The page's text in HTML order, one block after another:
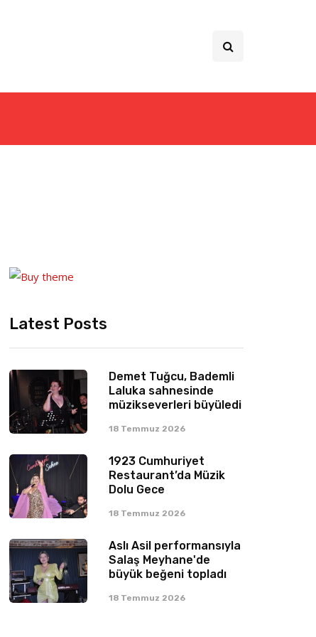
Latest Posts
Demet Tuğcu, Bademli
Laluka sahnesinde
müzikseverleri büyüledi
18 Temmuz 2026
1923 Cumhuriyet
Restaurant’da Müzik
Dolu Gece
18 Temmuz 2026
Aslı Asil performansıyla
Salaş Meyhane'de
büyük beğeni topladı
18 Temmuz 2026